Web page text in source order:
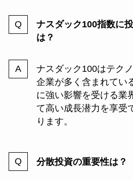
ナスダック100指数に
は？
ナスダック100はテク
企業が多く含まれてい
に強い影響を受ける業
て高い成長潜力を享受
ります。
分散投資の重要性は？